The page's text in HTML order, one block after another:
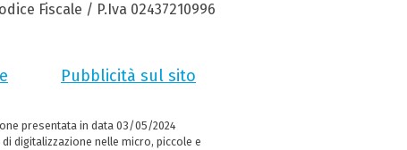
Fiscale / P.Iva 02437210996
Pubblicità sul sito
presentata in data 03/05/2024
digitalizzazione nelle micro, piccole e